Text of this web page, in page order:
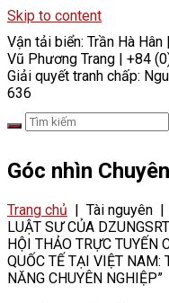
Skip to content
Vận tải biển: Trần Hà
Vũ Phương Trang | +84
Giải quyết tranh chấp:
636
Góc nhìn
Trang chủ | Tài nguyên |
LUẬT SƯ CỦA
HỘI THẢO TRỰC TUYẾN
QUỐC TẾ TẠI VIỆT NAM:
NĂNG CHUYÊN NGHIỆP”